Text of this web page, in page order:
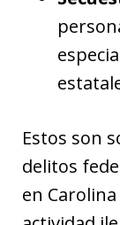
Estos son
delitos
en